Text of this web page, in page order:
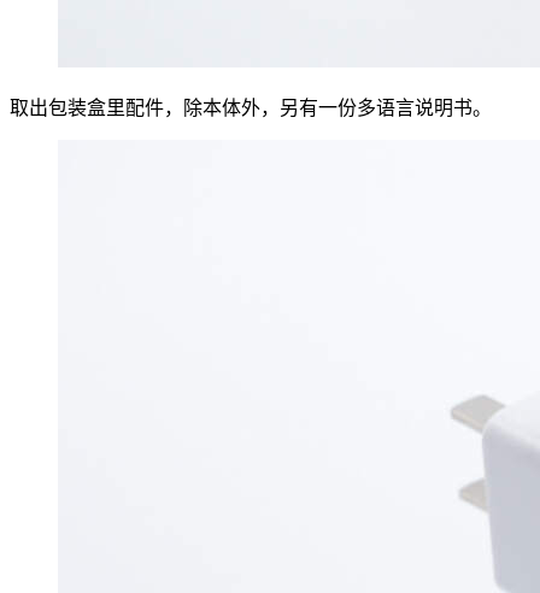
取出包装盒里配件，除本体外，另有一份多语言说明书。